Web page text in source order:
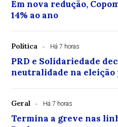
Em nova redução,
14% ao ano
Política Há 7 horas
PRD e Solidariedade
neutralidade na
Geral Há 7 horas
Termina a greve nas